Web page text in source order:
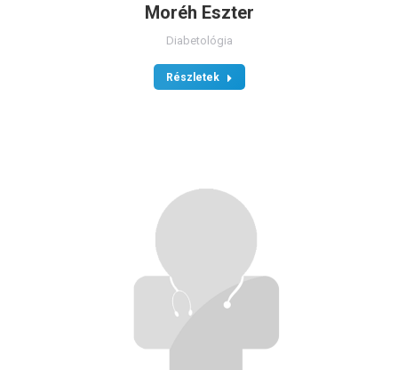
Moréh Eszter
Diabetológia
Részletek